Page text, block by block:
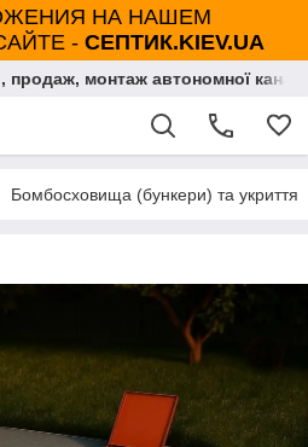
НА НАШЕМ
- СЕПТИК.KIEV.UA
монтаж автономної
Бомбосховища (бункери) та укриття